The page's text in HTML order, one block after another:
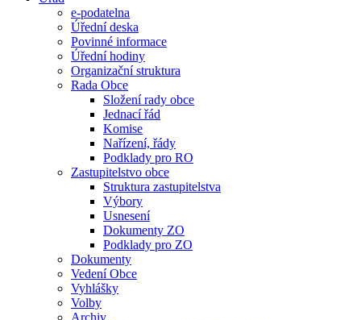
e-podatelna
Úřední deska
Povinné informace
Úřední hodiny
Organizační struktura
Rada Obce
Složení rady obce
Jednací řád
Komise
Nařízení, řády
Podklady pro RO
Zastupitelstvo obce
Struktura zastupitelstva
Výbory
Usnesení
Dokumenty ZO
Podklady pro ZO
Dokumenty
Vedení Obce
Vyhlášky
Volby
Archiv